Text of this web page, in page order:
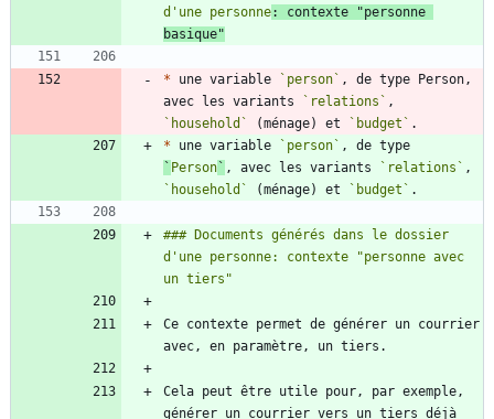
d'une personne: contexte "personne
basique"
* une variable `person` , de type Person,
avec les variants
`relations`
`household`
(ménage) et `budget`
* une variable `person`
` Person ` , avec les variants `relations`
`household`
(ménage) et `budget`
### Documents générés dans le dossier
d'une personne: contexte "personne avec
Ce contexte permet de générer un courrier
Cela peut être utile pour, par exemple,
générer un courrier vers un tiers déjà